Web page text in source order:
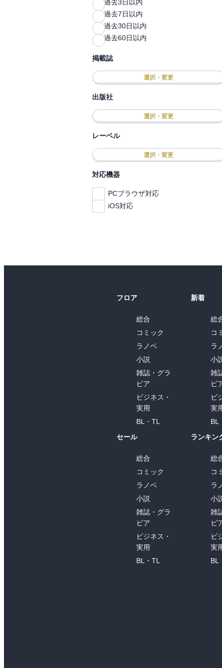
過去3日以内
過去7日以内
過去30日以内
過去60日以内
掲載誌
選択・変更
出版社
選択・変更
レーベル
選択・変更
対応機器
PCブラウザ対応
iOS対応
フロア
総合
コミック
ラノベ
小説
雑誌・グラ
ビア
ビジネス・
実用
BL・TL
セール
総合
コミック
ラノベ
小説
雑誌・グラ
ビア
ビジネス・
実用
BL・TL
新着
総
コ
ラ
小
雑
ビ
ビ
実
BL
ランキン
総
コ
ラ
小
雑
ビ
ビ
実
BL